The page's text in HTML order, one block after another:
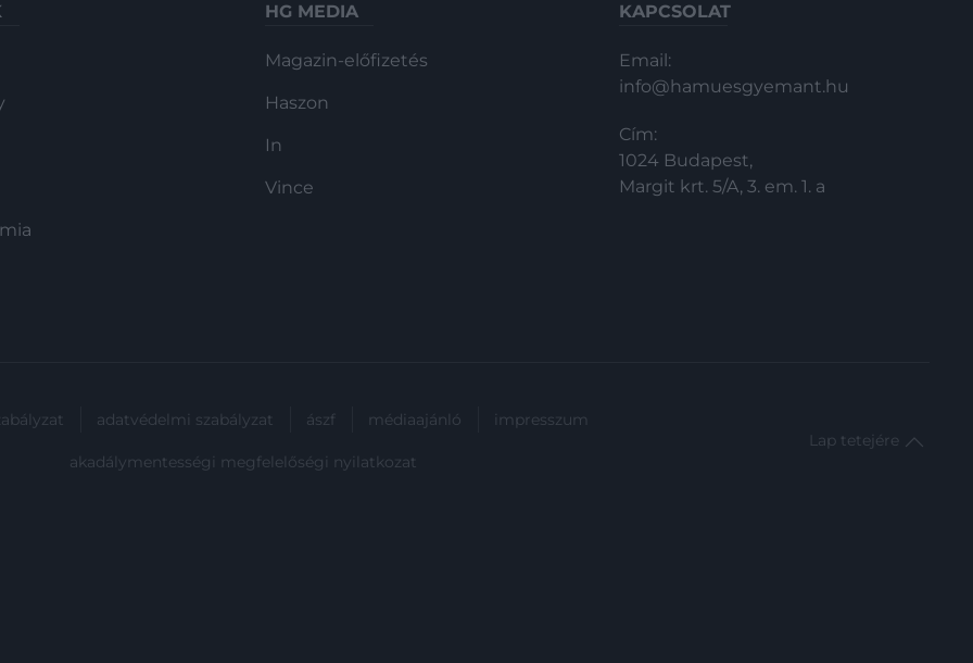
HG MEDIA
Magazin-előfizetés
Haszon
In
Vince
KAPCSOLAT
Email:
info@hamuesgyemant.hu
Cím:
1024 Budapest,
Margit krt. 5/A, 3. em. 1. a
adatvédelmi szabályzat ászf médiaajánló impresszum
akadálymentességi megfelelőségi nyilatkozat
Lap tetejére